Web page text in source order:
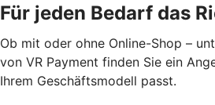
Für jeden Bedarf das
Ob mit oder ohne Online-Shop –
von VR Payment finden Sie ein
Ihrem Geschäftsmodell passt.